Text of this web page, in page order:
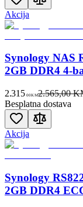
Akcija
Synology NAS
2GB DDR4 4-
2.315 00KM2.565,00
Besplatna dostava
Akcija
Synology
2GB DDR4